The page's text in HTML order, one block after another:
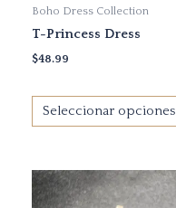
Boho Dress Collection
T-Princess Dress
$48.99
Seleccionar opciones